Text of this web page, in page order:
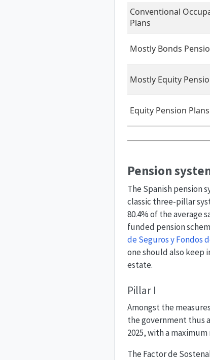
Conventional
Plans
Mostly Bonds
Mostly Equity
Equity Pension Plans
Pension
The Spanish pension
classic three-pillar
80.4% of the average
funded pension
de Seguros y Fondos
one should also keep
estate.
Pillar I
Amongst the
the government thus
2025, with a
The Factor de